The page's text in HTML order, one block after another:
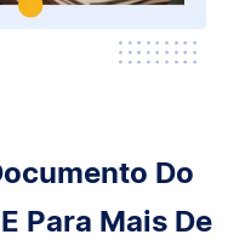
Do
Para Mais De